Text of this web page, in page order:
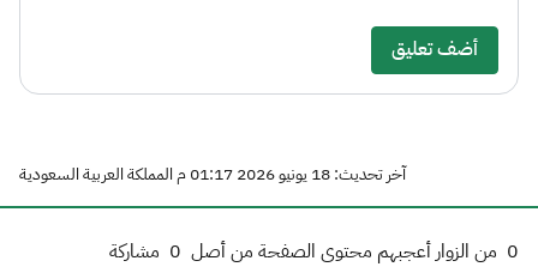
أضف تعليق
آخر تحديث: 18 يونيو 2026 01:17 م المملكة العربية السعودية
0 من الزوار أعجبهم محتوى الصفحة من أصل 0 مشاركة